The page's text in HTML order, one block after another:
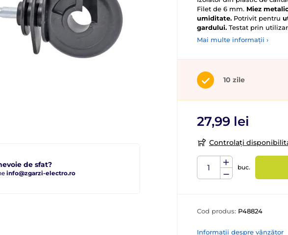
de sfat?
info@zgarzi-electro.ro
Filet de 6 mm. Miez
umiditate. Potrivit pentru
gardului. Testat prin
Mai multe informații ›
10 zile
27,99 lei
Controlați
buc.
Cod produs: P48824
Informații despre vânzător